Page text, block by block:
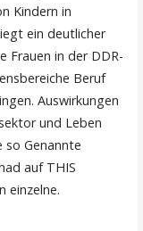
Kindern in
ein deutlicher
Frauen in der DDR-
Beruf
Auswirkungen
und Leben
so Genannte
auf THIS
einzelne.